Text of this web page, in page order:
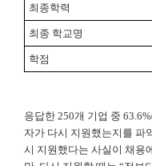
최종학력
최종 학교명
학점
응답한 250개 기업 중
자가 다시 지원했는지를 파
시 지원했다는 사실이 채용